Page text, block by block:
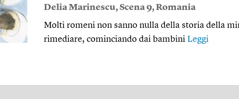
Delia Marinescu,Scena 9,Romania
Molti romeni non sanno nulla della storia della
rimediare, cominciando dai bambini Leggi